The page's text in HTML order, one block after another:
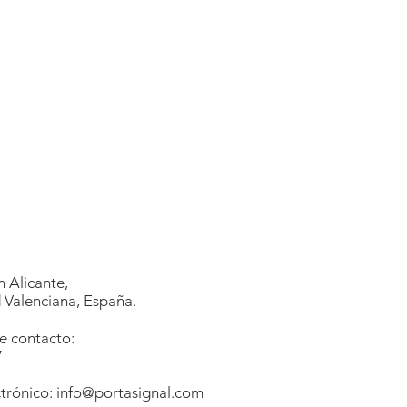
Alicante,
España.
contacto:
info@portasignal.com